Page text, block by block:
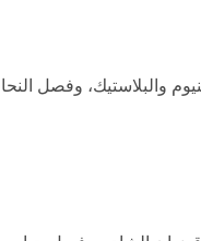
والبلاستيك، وفصل